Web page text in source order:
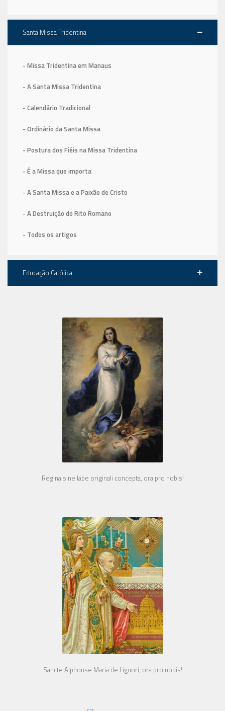
Santa Missa Tridentina
- Missa Tridentina em Manaus
- A Santa Missa Tridentina
- Calendário Tradicional
- Ordinário da Santa Missa
- Postura dos Fiéis na Missa Tridentina
- É a Missa que importa
- A Santa Missa e a Paixão de Cristo
- A Destruição do Rito Romano
- Todos os artigos
Educação Católica
Regina sine labe originali concepta, ora pro nobis!
Sancte Alphonse Maria de Liguori, ora pro nobis!